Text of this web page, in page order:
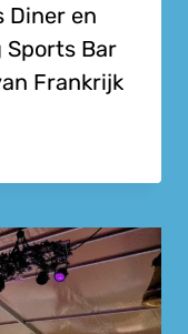
Diner en
Sports Bar
Frankrijk